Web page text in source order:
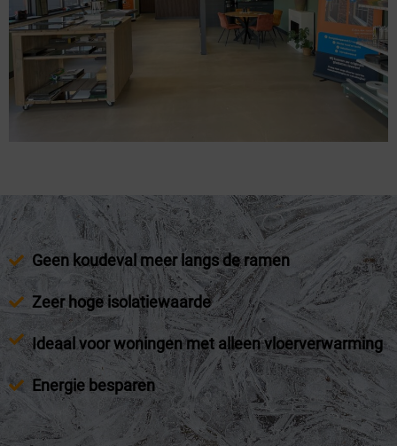
Geen koudeval meer langs de ramen
Zeer hoge isolatiewaarde
Ideaal voor woningen met alleen vloerverwarming
Energie besparen